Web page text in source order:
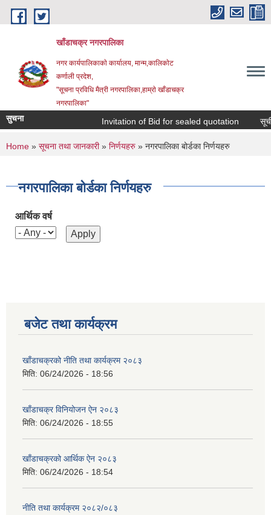
Skip to main content
खाँडाचक्र नगरपालिका
नगर कार्यपालिकाकाे कार्यालय, मान्म,कालिकाेट
क‍र्णाली प्रदेश,
"सूचना प्रविधि मैत्री नगरपालिका,हाम्राे खाँडाचक्र
नगरपालिका"
सुचना Invitation of Bid for sealed quotation
You are here
Home » सूचना तथा जानकारी» निर्णयहरु » नगरपालिका बोर्डका निर्णयहरु
नगरपालिका बोर्डका निर्णयहरु
आर्थिक वर्ष
बजेट तथा कार्यक्रम
खाँडाचक्रको नीति तथा कार्यक्रम २०८३
मिति: 06/24/2026 - 18:56
खाँडाचक्र विनियोजन ऐन २०८३
मिति: 06/24/2026 - 18:55
खाँडाचक्रको आर्थिक ऐन २०८३
मिति: 06/24/2026 - 18:54
नीति तथा कार्यक्रम २०८२/०८३